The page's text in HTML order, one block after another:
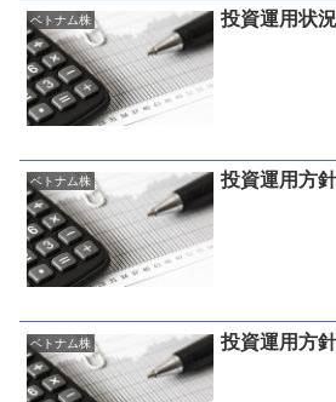
ベトナム株 投資運用状
ベトナム株 投資運用方
ベトナム株 投資運用方